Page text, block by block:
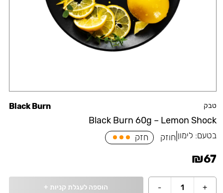
טבק
Black Burn 60g – Lemon Shock
Black Burn
בטעם: לימון חוזק חזק
₪67
+
1
- הוספה לעגלת קניות +